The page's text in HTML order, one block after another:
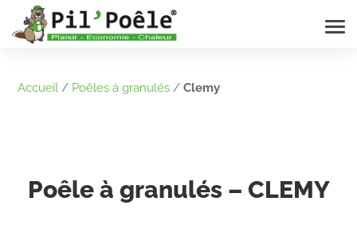
Accueil / Poêles à granulés /Clemy
Poêle à granulés – CLEMY